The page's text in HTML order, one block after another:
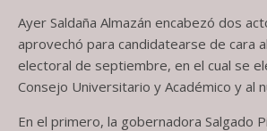
Ayer Saldaña Almazán encabezó dos
aprovechó para candidatearse de cara
electoral de septiembre, en el cual se
Consejo Universitario y Académico y al
En el primero, la gobernadora Salgado